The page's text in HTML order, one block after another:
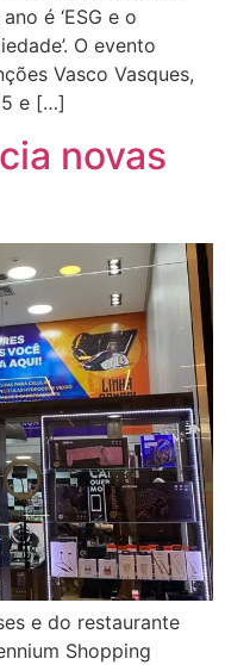
é ‘ESG e o
O evento
Vasco Vasques,
e […]
novas
e do restaurante
Shopping